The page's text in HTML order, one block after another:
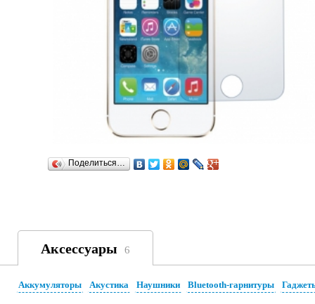
Поделиться…
Аксессуары 6
Аккумуляторы Акустика Наушники Bluetooth-гарнитуры